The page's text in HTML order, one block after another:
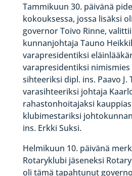
Tammikuun 30. päivänä
kokouksessa, jossa lisäksi
governor Toivo Rinne,
kunnanjohtaja Tauno
varapresidentiksi
varapresidentiksi nimismies
sihteeriksi dipl. ins. Paavo J.
varasihteeriksi johtaja
rahastonhoitajaksi kauppias
klubimestariksi
ins. Erkki Suksi.
Helmikuun 10. päivänä
Rotaryklubi jäseneksi
oli tämä tapahtunut